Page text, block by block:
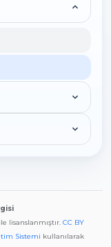
lisanslanmıştır. CC BY
Sistemi kullanılarak